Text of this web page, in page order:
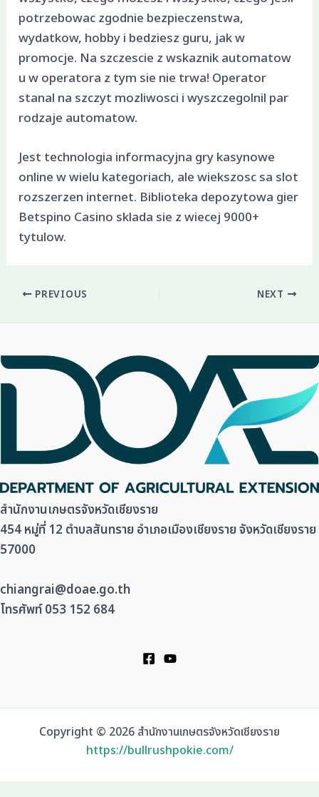
potrzebowac zgodnie bezpieczenstwa,
wydatkow, hobby i bedziesz guru, jak w
promocje. Na szczescie z wskaznik automatow
u w operatora z tym sie nie trwa! Operator
stanal na szczyt mozliwosci i wyszczegolnil par
rodzaje automatow.
Jest technologia informacyjna gry kasynowe
online w wielu kategoriach, ale wiekszosc sa slot
rozszerzen internet. Biblioteka depozytowa gier
Betspino Casino sklada sie z wiecej 9000+
tytulow.
PREVIOUS NEXT
สำนักงานเกษตรจังหวัดเชียงราย
454 หมู่ที่ 12 ตำบลสันทราย อำเภอเมืองเชียงราย จังหวัดเชียงราย
57000
chiangrai@doae.go.th
โทรศัพท์ 053 152 684
Copyright © 2026 สำนักงานเกษตรจังหวัดเชียงราย
https://bullrushpokie.com/